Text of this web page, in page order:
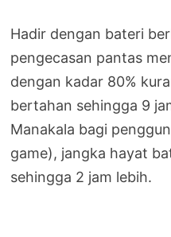
Hadir dengan bateri
pengecasan pantas
dengan kadar 80%
bertahan sehingga 9
Manakala bagi
game), jangka hayat
sehingga 2 jam lebih.